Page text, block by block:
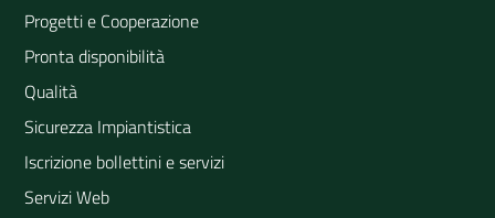
Progetti e Cooperazione
Pronta disponibilità
Qualità
Sicurezza Impiantistica
Iscrizione bollettini e servizi
Servizi Web